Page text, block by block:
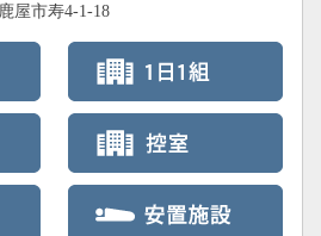
鹿屋市寿4-1-18